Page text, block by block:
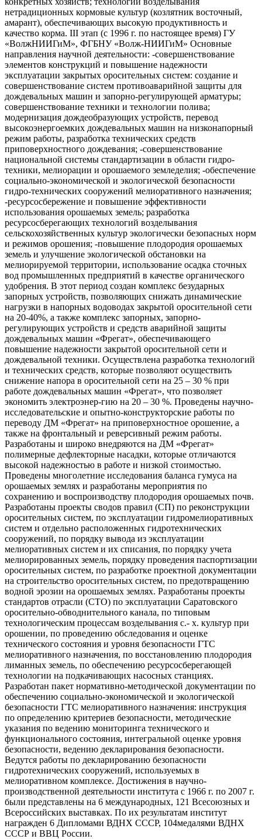
нетрадиционных кормовые культур (козлятник восточный,
амарант), обеспечивающих высокую продуктивность и
качество корма. III этап (с 1996 г. по настоящее время) ГУ
«ВолжНИИГиМ», ФГБНУ «Волж-НИИГиМ» Основные
направления научной деятельности: -совершенствование
элементов конструкций и повышение надежности
эксплуатации закрытых оросительных систем: создание и
совершенствование систем противоаварийной защиты для
дождевальных машин и запорно-регулирующей арматуры;
совершенствование техники и технологии полива;
модернизация дождеобразующих устройств, перевод
высокоэнергоемких дождевальных машин на низконапорный
режим работы, разработка технических средств
приповерхностного дождевания; -совершенствование
национальной системы стандартизации в области гидро-
техники, мелиорации и орошаемого земледелия; -обеспечение
социально-экономической и экологической безопасности
гидро-технических сооружений мелиоративного назначения;
-ресурсосбережение и повышение эффективности
использования орошаемых земель; разработка
ресурсосберегающих технологий возделывания
сельскохозяйственных культур экологически безопасных норм
и режимов орошения; -повышение плодородия орошаемых
земель и улучшение экологической обстановки на
мелиорируемой территории, использование осадка сточных
вод промышленных предприятий в качестве органического
удобрения. В этот период создан комплекс безударных
запорных устройств, позволяющих снижать динамические
нагрузки в напорных водоводах закрытой оросительной сети
на 20-40%, а также комплекс запорных, запорно-
регулирующих устройств и средств аварийной защиты
дождевальных машин «Фрегат», обеспечивающего
повышение надежности закрытой оросительной сети и
дождевальной техники. Осуществлена разработка технологий
и технических средств, которые позволяют осуществить
снижение напора в оросительной сети на 25 – 30 % при
работе дождевальных машин «Фрегат», что позволяет
экономить электроэнер-гию на 20 – 30 %. Проведены научно-
исследовательские и опытно-конструкторские работы по
переводу ДМ «Фрегат» на приповерхностное орошение, а
также на фронтальный и реверсивный режим работы.
Разработаны и широко внедряются на ДМ «Фрегат»
полимерные дефлекторные насадки, которые отличаются
высокой надежностью в работе и низкой стоимостью.
Проведены многолетние исследования баланса гумуса на
орошаемых землях и разработаны мероприятия по
сохранению и воспроизводству плодородия орошаемых почв.
Разработаны проекты сводов правил (СП) по реконструкции
оросительных систем, по эксплуатации гидромелиоративных
систем и отдельно расположенных гидротехнических
сооружений, по порядку вывода из эксплуатации
мелиоративных систем и их списания, по порядку учета
мелиорированных земель, порядку проведения паспортизации
оросительных систем, по разработке проектной документации
на строительство оросительных систем, по предотвращению
водной эрозии на орошаемых землях. Разработаны проекты
стандартов отрасли (СТО) по эксплуатации Саратовского
оросительно-обводнительного канала, по типовым
технологическим процессам возделывания с.- х. культур при
орошении, по проведению обследования и оценке
технического состояния и уровня безопасности ГТС
мелиоративного назначения, по восстановлению плодородия
лиманных земель, по обеспечению ресурсосберегающей
технологии на подкачивающих насосных станциях.
Разработан пакет нормативно-методической документации по
обеспечению социально-экономической и экологической
безопасности ГТС мелиоративного назначения: инструкция
по определению критериев безопасности, методические
указания по ведению мониторинга технического и
функционального состояния, интегральной оценке уровня
безопасности, ведению декларирования безопасности.
Ведутся работы по декларированию безопасности
гидротехнических сооружений, используемых в
мелиоративном комплексе. Достижения в научно-
производственной деятельности института с 1966 г. по 2007 г.
были представлены на 6 международных, 121 Всесоюзных и
Всероссийских выставках. По их результатам институт
награжден 6 Дипломами ВДНХ СССР, 104медалями ВДНХ
СССР и ВВЦ России.